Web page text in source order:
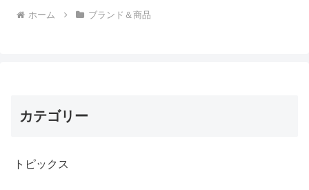
ホーム ブランド＆商品
カテゴリー
トピックス